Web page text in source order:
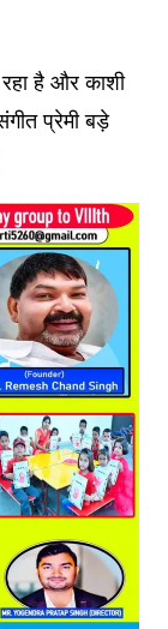
है और काशी
प्रेमी बड़े